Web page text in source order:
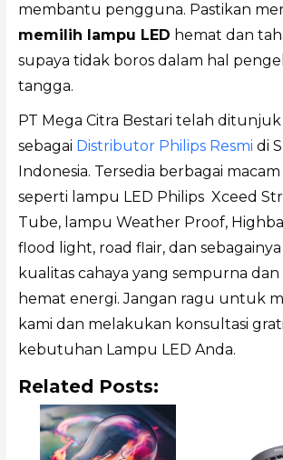
membantu pengguna. Pastikan
memilih lampu LED hemat dan
supaya tidak boros dalam hal
tangga.
PT Mega Citra Bestari telah ditunjuk
sebagai Distributor Philips Resmi di
Indonesia. Tersedia berbagai
seperti lampu LED Philips Xceed
Tube, lampu Weather Proof,
flood light, road flair, dan
kualitas cahaya yang sempurna dan
hemat energi. Jangan ragu untuk
kami dan melakukan konsultasi
kebutuhan Lampu LED Anda.
Related Posts: